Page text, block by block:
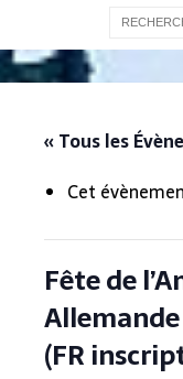
« Tous les
Cet
Fête de
(FR